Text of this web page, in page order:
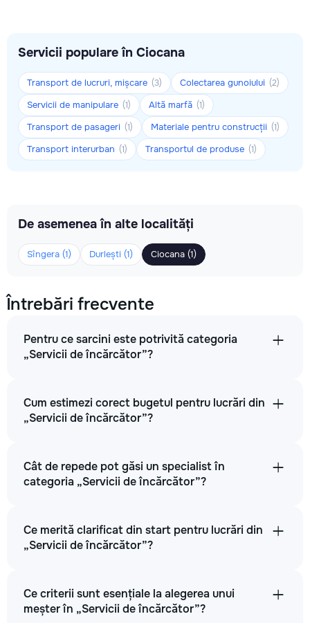
Servicii populare în Ciocana
Transport de lucruri, mișcare (3) Colectarea gunoiului (2)
Servicii de manipulare (1) Altă marfă (1)
Transport de pasageri (1) Materiale pentru construcții (1)
Transport interurban (1) Transportul de produse (1)
De asemenea în alte localități
Sîngera (1) Durlești (1) Ciocana (1)
Întrebări frecvente
Pentru ce sarcini este potrivită categoria
„Servicii de încărcător”?
Cum estimezi corect bugetul pentru lucrări din
„Servicii de încărcător”?
Cât de repede pot găsi un specialist în
categoria „Servicii de încărcător”?
Ce merită clarificat din start pentru lucrări din
„Servicii de încărcător”?
Ce criterii sunt esențiale la alegerea unui
meșter în „Servicii de încărcător”?